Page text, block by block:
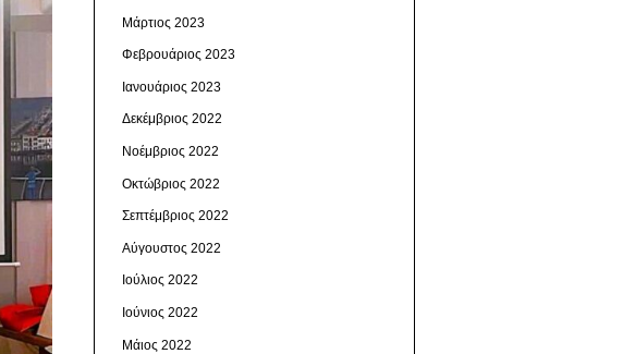
Μάρτιος 2023
Φεβρουάριος 2023
Ιανουάριος 2023
Δεκέμβριος 2022
Νοέμβριος 2022
Οκτώβριος 2022
Σεπτέμβριος 2022
Αύγουστος 2022
Ιούλιος 2022
Ιούνιος 2022
Μάιος 2022